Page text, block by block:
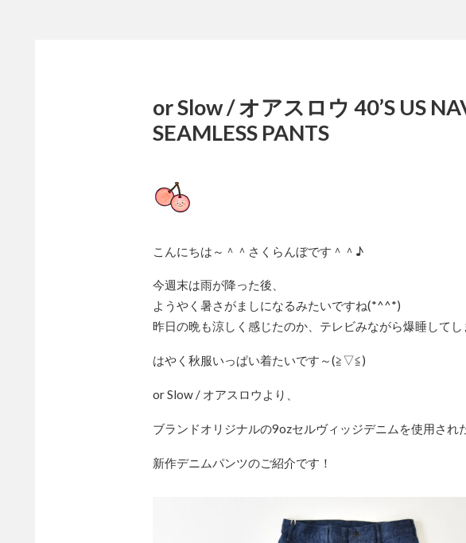
or Slow / オアスロウ 40’S US
SEAMLESS PANTS
こんにちは～＾＾さくらんぼです＾＾♪
今週末は雨が降った後、
ようやく暑さがましになるみたいですね(*^^*)
昨日の晩も涼しく感じたのか、テレビみながら爆睡して
はやく秋服いっぱい着たいです～(≧▽≦)
or Slow / オアスロウより、
ブランドオリジナルの9ozセルヴィッジデニムを使用され
新作デニムパンツのご紹介です！